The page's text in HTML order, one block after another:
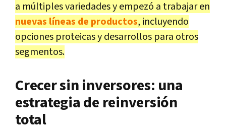
a múltiples variedades y empezó a trabajar en
nuevas líneas de productos, incluyendo
opciones proteicas y desarrollos para otros
segmentos.
Crecer sin inversores: una
estrategia de reinversión
total